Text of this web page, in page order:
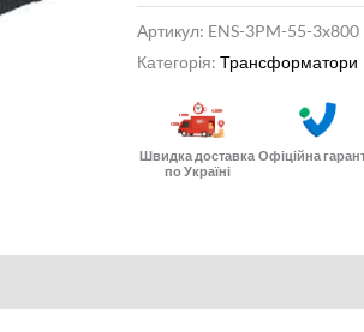
Артикул: ENS-3PM-55-3x800
Категорія: Трансформатори
Швидка доставка
по Україні
Офіційна